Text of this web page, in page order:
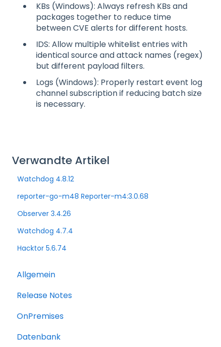
KBs (Windows): Always refresh KBs and
packages together to reduce time
between CVE alerts for different hosts.
IDS: Allow multiple whitelist entries with
identical source and attack names (regex)
but different payload filters.
Logs (Windows): Properly restart event log
channel subscription if reducing batch size
is necessary.
Verwandte Artikel
Watchdog 4.8.12
reporter-go-m48 Reporter-m4:3.0.68
Observer 3.4.26
Watchdog 4.7.4
Hacktor 5.6.74
Allgemein
Release Notes
OnPremises
Datenbank